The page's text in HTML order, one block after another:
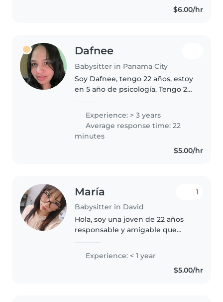
$6.00/hr
Dafnee
Babysitter in Panama City
Soy Dafnee, tengo 22 años, estoy
en 5 año de psicología. Tengo 2
atardeceres, salir a comer.
Experiencia verificable
Experience: > 3 years
Average response time: 22
minutes
$5.00/hr
María
Babysitter in David
1
Hola, soy una joven de 22 años
responsable y amigable que
niños. Me encanta pasar tiempo
con los niños, jugar y sobre todo
la música y realizar actividades..
Experience: < 1 year
$5.00/hr